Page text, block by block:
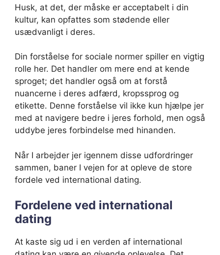
Husk, at det, der måske er acceptabelt i din
kultur, kan opfattes som stødende eller
usædvanligt i deres.
Din forståelse for sociale normer spiller en vigtig
rolle her. Det handler om mere end at kende
sproget; det handler også om at forstå
nuancerne i deres adfærd, kropssprog og
etikette. Denne forståelse vil ikke kun hjælpe jer
med at navigere bedre i jeres forhold, men også
uddybe jeres forbindelse med hinanden.
Når I arbejder jer igennem disse udfordringer
sammen, baner I vejen for at opleve de store
fordele ved international dating.
Fordelene ved international
dating
At kaste sig ud i en verden af international